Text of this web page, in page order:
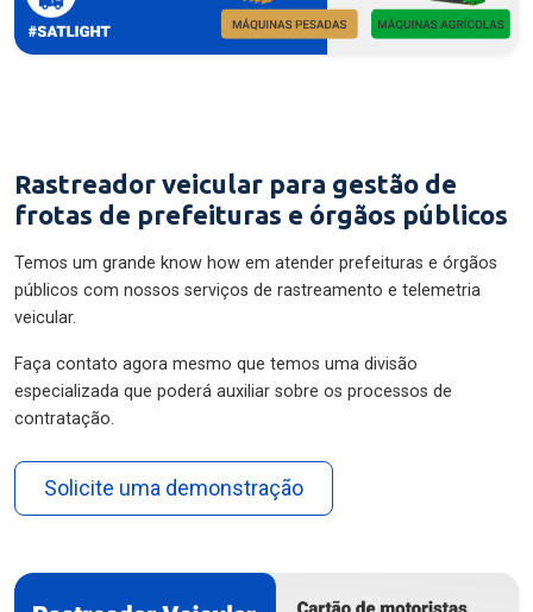
Rastreador veicular para gestão de
frotas de prefeituras e órgãos públicos
Temos um grande know how em atender prefeituras e órgãos
públicos com nossos serviços de rastreamento e telemetria
veicular.
Faça contato agora mesmo que temos uma divisão
especializada que poderá auxiliar sobre os processos de
contratação.
Solicite uma demonstração